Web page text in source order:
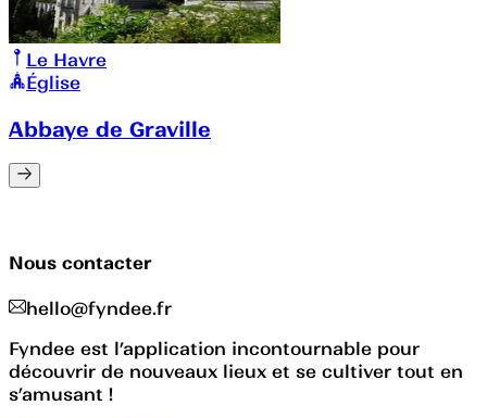
Le Havre
Église
Abbaye de Graville
Nous contacter
hello@fyndee.fr
Fyndee est l’application incontournable pour
découvrir de nouveaux lieux et se cultiver tout en
s’amusant !